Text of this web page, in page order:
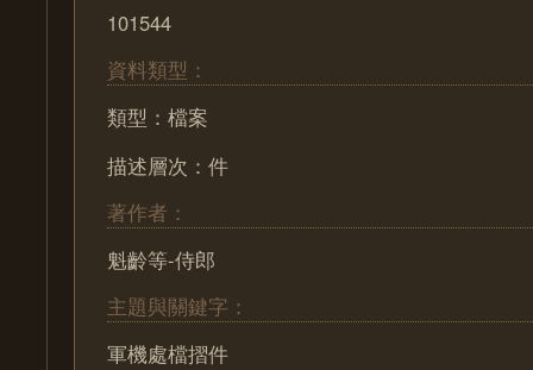
101544
資料類型：
類型：檔案
描述層次：件
著作者：
魁齡等-侍郎
主題與關鍵字：
軍機處檔摺件